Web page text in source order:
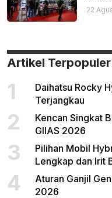
22
Artikel Terpopuler
1
Daihatsu Rocky
Terjangkau
2
Kencan Singkat
GIIAS 2026
3
Pilihan Mobil
Lengkap dan Irit
4
Aturan Ganjil
2026